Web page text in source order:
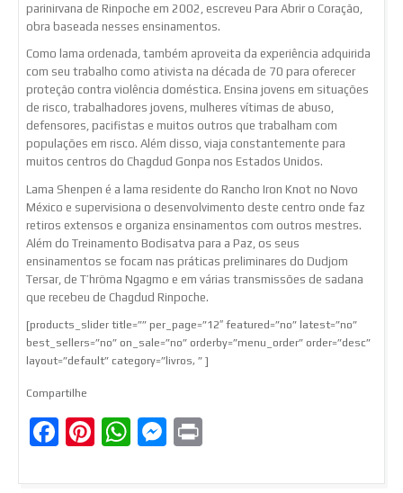
parinirvana de Rinpoche em 2002, escreveu Para Abrir o Coração,
obra baseada nesses ensinamentos.
Como lama ordenada, também aproveita da experiência adquirida
com seu trabalho como ativista na década de 70 para oferecer
proteção contra violência doméstica. Ensina jovens em situações
de risco, trabalhadores jovens, mulheres vítimas de abuso,
defensores, pacifistas e muitos outros que trabalham com
populações em risco. Além disso, viaja constantemente para
muitos centros do Chagdud Gonpa nos Estados Unidos.
Lama Shenpen é a lama residente do Rancho Iron Knot no Novo
México e supervisiona o desenvolvimento deste centro onde faz
retiros extensos e organiza ensinamentos com outros mestres.
Além do Treinamento Bodisatva para a Paz, os seus
ensinamentos se focam nas práticas preliminares do Dudjom
Tersar, de T’hröma Ngagmo e em várias transmissões de sadana
que recebeu de Chagdud Rinpoche.
[products_slider title=”” per_page=”12″ featured=”no” latest=”no”
best_sellers=”no” on_sale=”no” orderby=”menu_order” order=”desc”
layout=”default” category=”livros, ” ]
Compartilhe
Facebook
Pinterest
WhatsApp
Messenger